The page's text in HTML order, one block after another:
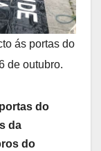
ás portas do
de outubro.
do
da
do